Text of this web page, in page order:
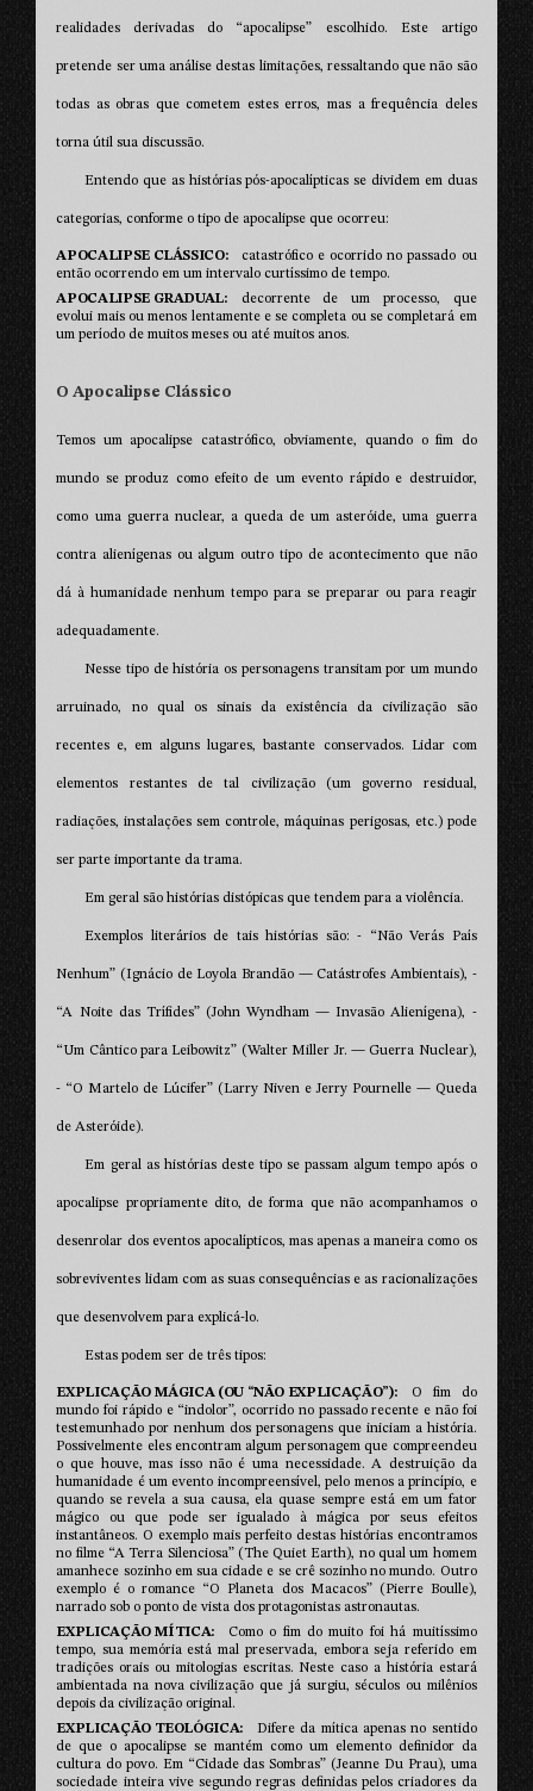
realidades derivadas do “apocalipse” escolhido. Este artigo
pretende ser uma análise destas limitações, ressaltando que não são
todas as obras que cometem estes erros, mas a frequência deles
torna útil sua discussão.
Entendo que as histórias pós-apocalípticas se dividem em duas
categorias, conforme o tipo de apocalipse que ocorreu:
APOCALIPSE CLÁSSICO
catastrófico e ocorrido no passado ou
então ocorrendo em um intervalo curtíssimo de tempo.
APOCALIPSE GRADUAL
decorrente de um processo, que
evolui mais ou menos lentamente e se completa ou se completará em
um período de muitos meses ou até muitos anos.
O Apocalipse Clássico
Temos um apocalipse catastrófico, obviamente, quando o fim do
mundo se produz como efeito de um evento rápido e destruidor,
como uma guerra nuclear, a queda de um asteróide, uma guerra
contra alienígenas ou algum outro tipo de acontecimento que não
dá à humanidade nenhum tempo para se preparar ou para reagir
adequadamente.
Nesse tipo de história os personagens transitam por um mundo
arruinado, no qual os sinais da existência da civilização são
recentes e, em alguns lugares, bastante conservados. Lidar com
elementos restantes de tal civilização (um governo residual,
radiações, instalações sem controle, máquinas perigosas, etc.) pode
ser parte importante da trama.
Em geral são histórias distópicas que tendem para a violência.
Exemplos literários de tais histórias são: - “Não Verás País
Nenhum” (Ignácio de Loyola Brandão — Catástrofes Ambientais), -
“A Noite das Trífides” (John Wyndham — Invasão Alienígena), -
“Um Cântico para Leibowitz” (Walter Miller Jr. — Guerra Nuclear),
- “O Martelo de Lúcifer” (Larry Niven e Jerry Pournelle — Queda
de Asteróide).
Em geral as histórias deste tipo se passam algum tempo após o
apocalipse propriamente dito, de forma que não acompanhamos o
desenrolar dos eventos apocalípticos, mas apenas a maneira como os
sobreviventes lidam com as suas consequências e as racionalizações
que desenvolvem para explicá-lo.
Estas podem ser de três tipos:
EXPLICAÇÃO MÁGICA (OU “NÃO EXPLICAÇÃO”)
O fim do
mundo foi rápido e “indolor”, ocorrido no passado recente e não foi
testemunhado por nenhum dos personagens que iniciam a história.
Possivelmente eles encontram algum personagem que compreendeu
o que houve, mas isso não é uma necessidade. A destruição da
humanidade é um evento incompreensível, pelo menos a princípio, e
quando se revela a sua causa, ela quase sempre está em um fator
mágico ou que pode ser igualado à mágica por seus efeitos
instantâneos. O exemplo mais perfeito destas histórias encontramos
no filme “A Terra Silenciosa” (The Quiet Earth), no qual um homem
amanhece sozinho em sua cidade e se crê sozinho no mundo. Outro
exemplo é o romance “O Planeta dos Macacos” (Pierre Boulle),
narrado sob o ponto de vista dos protagonistas astronautas.
EXPLICAÇÃO MÍTICA
Como o fim do muito foi há muitíssimo
tempo, sua memória está mal preservada, embora seja referido em
tradições orais ou mitologias escritas. Neste caso a história estará
ambientada na nova civilização que já surgiu, séculos ou milênios
depois da civilização original.
EXPLICAÇÃO TEOLÓGICA
Difere da mítica apenas no sentido
de que o apocalipse se mantém como um elemento definidor da
cultura do povo. Em “Cidade das Sombras” (Jeanne Du Prau), uma
sociedade inteira vive segundo regras definidas pelos criadores da